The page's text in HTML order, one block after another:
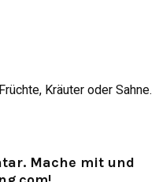
Kräuter oder Sahne.
Mache mit und